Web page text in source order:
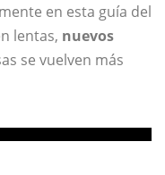
en esta guía del
lentas, nuevos
se vuelven más